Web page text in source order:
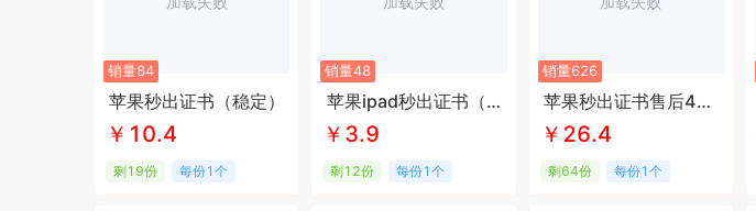
销量84
苹果秒出证书（稳定）
￥10.4
剩19份 每份1个
销量48
苹果ipad秒出证书（质保40天）
￥3.9
剩12份 每份1个
销量626
苹果秒出证书售后40天
￥26.4
剩64份 每份1个